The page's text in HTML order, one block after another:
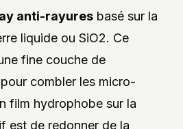
anti-rayuresbasé sur la
liquide ou SiO2. Ce
fine couche de
combler les micro-
film hydrophobe sur la
est de redonner de la